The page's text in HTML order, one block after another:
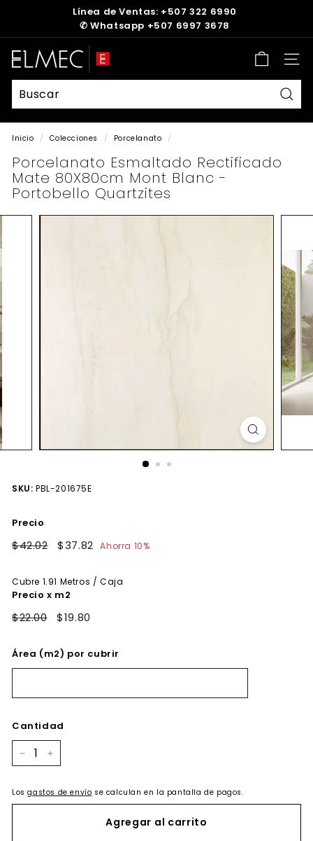
diapositivas
pausa
Línea de Ventas: +507 322 6990
✆ Whatsapp +507 6997 3678
E
L
M
E
C
Inicio / Colecciones / Porcelanato /
Porcelanato Esmaltado Rectificado
Mate 80X80cm Mont Blanc -
Portobello Quartzites
SKU: PBL-201675E
Precio
Precio
$42.02$42.02
Precio
$37.82 $37.82
Ahorra 10%
Cubre 1.91 Metros / Caja
Precio x m2
$22.00 $19.80
Área (m2) por cubrir
Cantidad
Losgastos de envío se calculan en la pantalla de pagos.
Agregar al carrito